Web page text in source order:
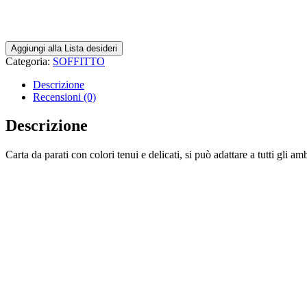
Aggiungi alla Lista desideri
Categoria: SOFFITTO
Descrizione
Recensioni (0)
Descrizione
Carta da parati con colori tenui e delicati, si può adattare a tutti gli